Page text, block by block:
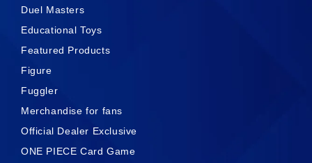
Duel Masters
Educational Toys
Featured Products
Figure
Fuggler
Merchandise for fans
Official Dealer Exclusive
ONE PIECE Card Game